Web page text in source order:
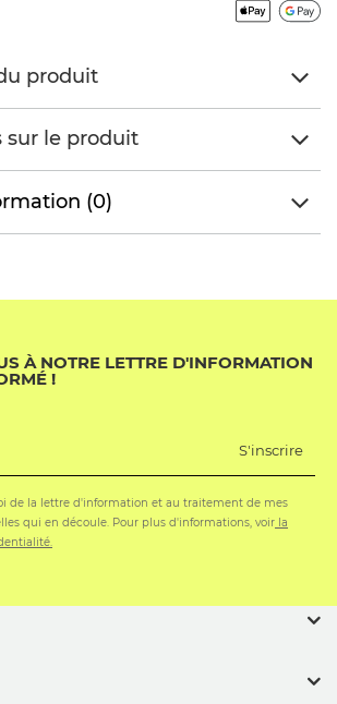
produit
sur le produit
(0)
À NOTRE LETTRE D'INFORMATION
!
S'inscrire
de la lettre d'information et au traitement de mes
qui en découle. Pour plus d'informations, voir la